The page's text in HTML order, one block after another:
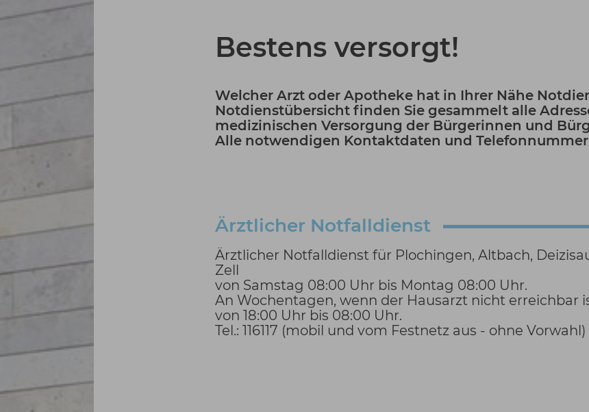
Bestens versorgt!
Welcher Arzt oder Apotheke hat in Ihrer Nähe
Notdienstübersicht finden Sie gesammelt alle
medizinischen Versorgung der Bürgerinnen und
Alle notwendigen Kontaktdaten und
Ärztlicher Notfalldienst
Ärztlicher Notfalldienst für Plochingen, Altbach,
Zell
von Samstag 08:00 Uhr bis Montag 08:00 Uhr.
An Wochentagen, wenn der Hausarzt nicht erreichbar
von 18:00 Uhr bis 08:00 Uhr.
Tel.: 116117 (mobil und vom Festnetz aus - ohne Vorwahl)